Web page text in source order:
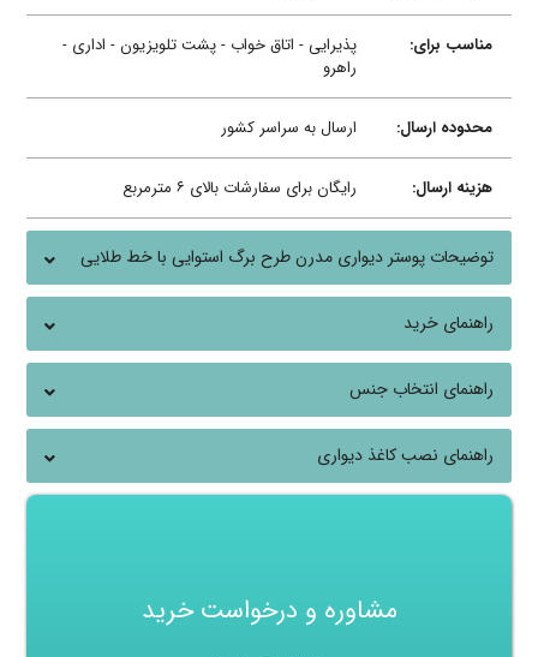
مناسب برای:
پذیرایی - اتاق خواب - پشت تلویزیون - اداری -
راهرو
محدوده ارسال: ارسال به سراسر کشور
هزینه ارسال: رایگان برای سفارشات بالای ۶ مترمربع
توضیحات پوستر دیواری مدرن طرح برگ استوایی با خط طلایی
راهنمای خرید
راهنمای انتخاب جنس
راهنمای نصب کاغذ دیواری
مشاوره و درخواست خرید